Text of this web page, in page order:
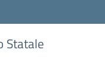
Statale